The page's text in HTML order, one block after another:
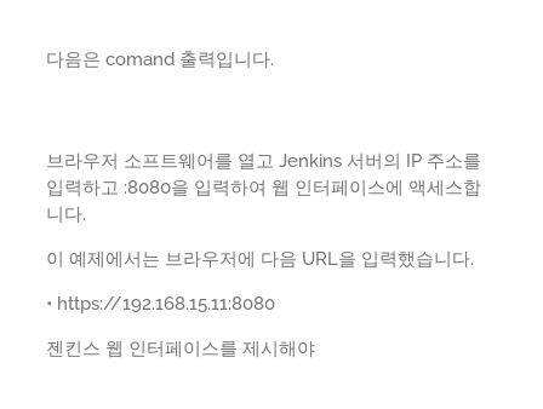
다음은 comand 출력입니다.
브라우저 소프트웨어를 열고 Jenkins 서버의 IP 주소를
입력하고 :8080을 입력하여 웹 인터페이스에 액세스합
니다.
이 예제에서는 브라우저에 다음 URL을 입력했습니다.
• https://192.168.15.11:8080
젠킨스 웹 인터페이스를 제시해야